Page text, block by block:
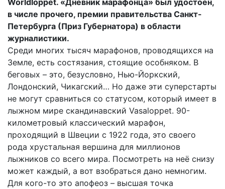
Worldloppet. «Дневник марафонца» был удостоен,
в числе прочего, премии правительства Санкт-
Петербурга (Приз Губернатора) в области
журналистики.
Среди многих тысяч марафонов, проводящихся на
Земле, есть состязания, стоящие особняком. В
беговых – это, безусловно, Нью-Йоркский,
Лондонский, Чикагский… Но даже эти суперстарты
не могут сравниться со статусом, который имеет в
лыжном мире скандинавский Vasaloppet. 90-
километровый классический марафон,
проходящий в Швеции с 1922 года, это своего
рода хрустальная вершина для миллионов
лыжников со всего мира. Посмотреть на неё снизу
может каждый, а вот взобраться дано немногим.
Для кого-то это апофеоз – высшая точка